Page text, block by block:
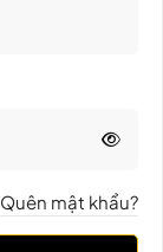
Quên mật khẩu?